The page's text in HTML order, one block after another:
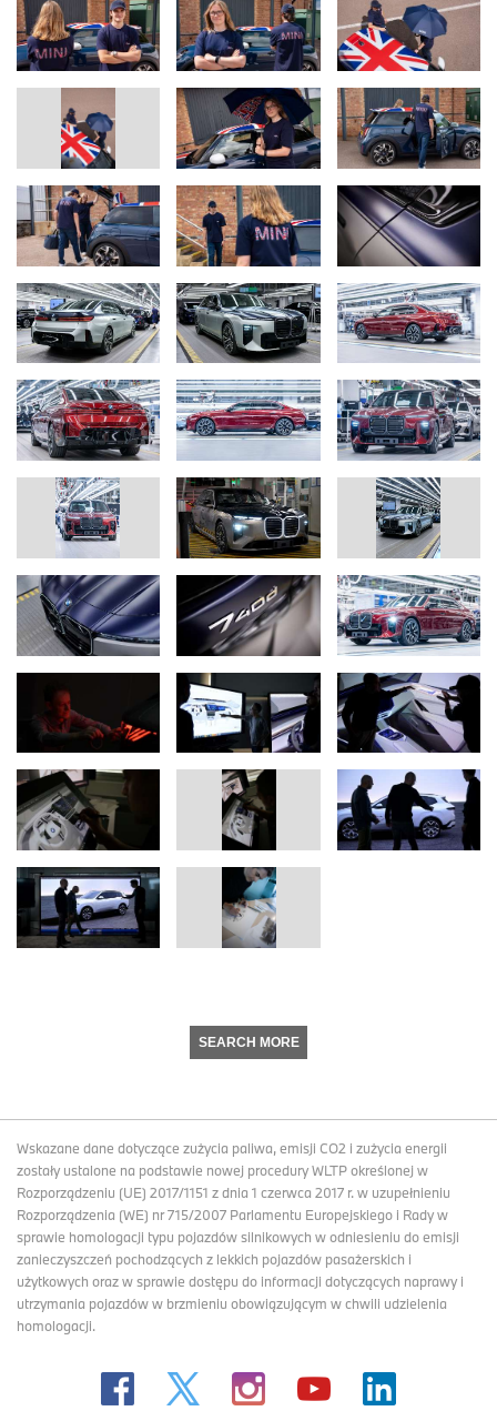
SEARCH MORE
Wskazane dane dotyczące zużycia paliwa, emisji CO2 i zużycia energii
zostały ustalone na podstawie nowej procedury WLTP określonej w
Rozporządzeniu (UE) 2017/1151 z dnia 1 czerwca 2017 r. w uzupełnieniu
Rozporządzenia (WE) nr 715/2007 Parlamentu Europejskiego i Rady w
sprawie homologacji typu pojazdów silnikowych w odniesieniu do emisji
zanieczyszczeń pochodzących z lekkich pojazdów pasażerskich i
użytkowych oraz w sprawie dostępu do informacji dotyczących naprawy i
utrzymania pojazdów w brzmieniu obowiązującym w chwili udzielenia
homologacji.